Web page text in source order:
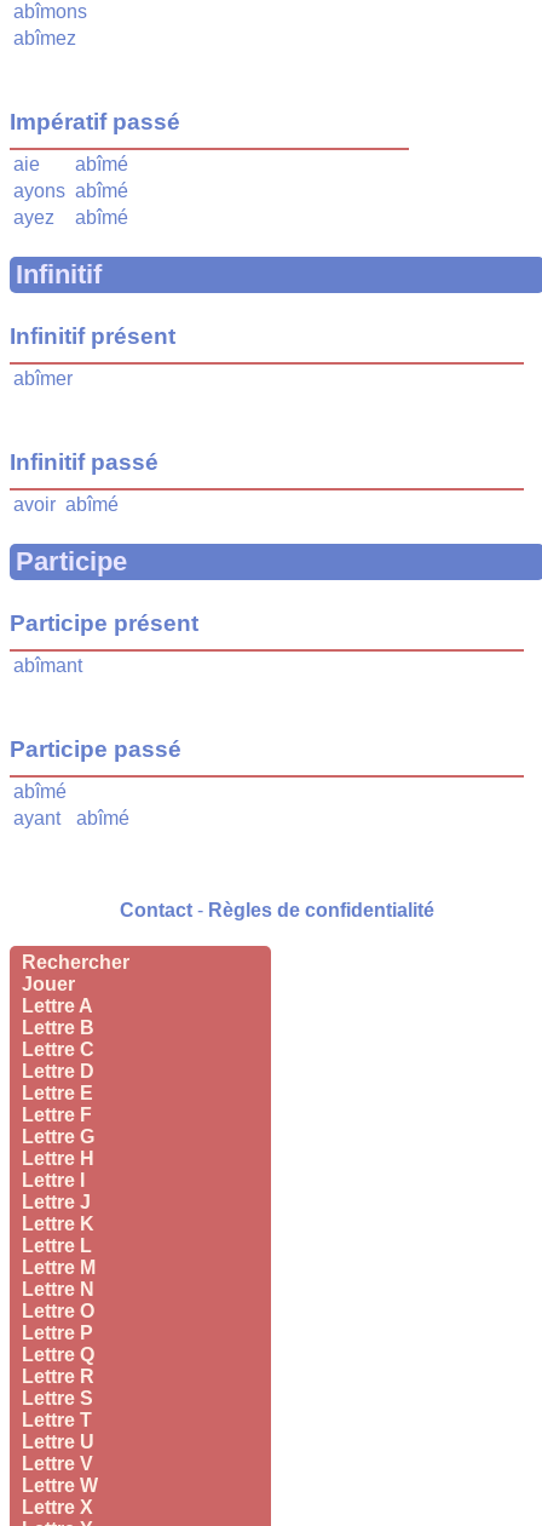
Rechercher
Jouer
Lettre A
Lettre B
Lettre C
Lettre D
Lettre E
Lettre F
Lettre G
Lettre H
Lettre I
Lettre J
Lettre K
Lettre L
Lettre M
Lettre N
Lettre O
Lettre P
Lettre Q
Lettre R
Lettre S
Lettre T
Lettre U
Lettre V
Lettre W
Lettre X
abîmons
abîmez
Impératif passé
aie
abîmé
ayons abîmé
ayez
abîmé
Infinitif
Infinitif présent
abîmer
Infinitif passé
avoir abîmé
Participe
Participe présent
abîmant
Participe passé
abîmé
ayant
abîmé
Contact - Règles de confidentialité